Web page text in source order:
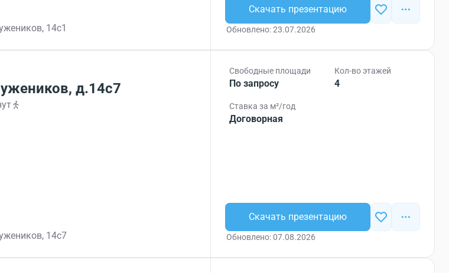
14с1
Скачать презентацию
Обновлено: 23.07.2026
д.14с7
14с7
Свободные площади
По запросу
Кол-во этажей
4
Ставка за м²/год
Договорная
Скачать презентацию
Обновлено: 07.08.2026